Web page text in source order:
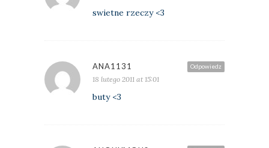
swietne rzeczy <3
Odpowiedz
ANA1131
18 lutego 2011 at 15:01
buty <3